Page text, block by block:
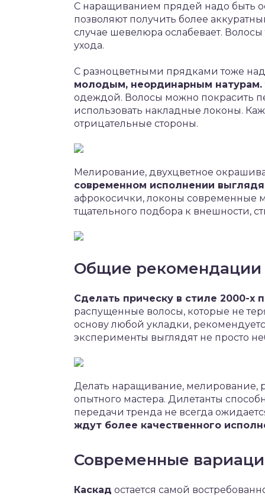
С наращиванием прядей надо быть
позволяют получить более
случае шевелюра ослабевает.
ухода.
С разноцветными прядками тоже
молодым, неординарным натурам.
одеждой. Волосы можно покрасить
использовать накладные локоны.
отрицательные стороны.
Мелирование, двухцветное
современном исполнении
афрокосички, локоны современные
тщательного подбора к внешности,
Общие рекомендации
Сделать прическу в стиле 2000-х
распущенные волосы, которые не
основу любой укладки,
эксперименты выглядят не просто
Делать наращивание, мелирование,
опытного мастера. Дилетанты
передачи тренда не всегда
ждут более качественного
Современные
Каскад остается самой